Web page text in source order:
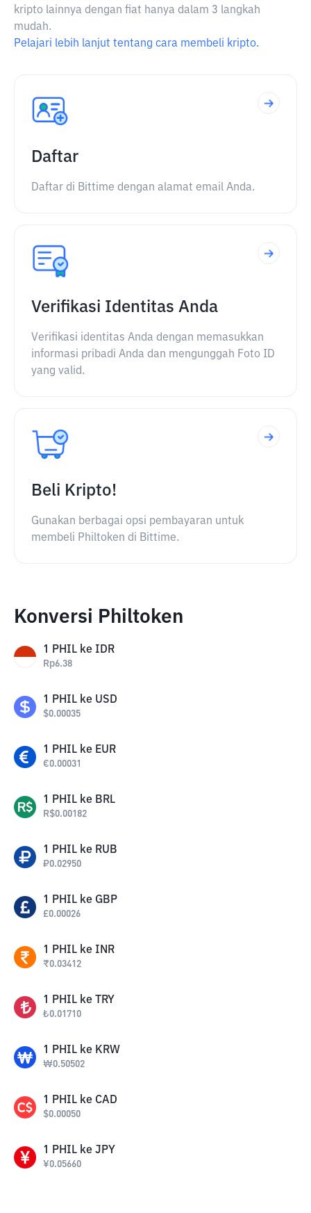
kripto lainnya dengan fiat hanya dalam 3 langkah
mudah.
Pelajari lebih lanjut tentang cara membeli kripto.
Daftar
Daftar di Bittime dengan alamat email Anda.
Verifikasi Identitas Anda
Verifikasi identitas Anda dengan memasukkan
informasi pribadi Anda dan mengunggah Foto ID
yang valid.
Beli Kripto!
Gunakan berbagai opsi pembayaran untuk
membeli Philtoken di Bittime.
Konversi Philtoken
1 PHIL ke IDR
Rp6.38
1 PHIL ke USD
$0.00035
1 PHIL ke EUR
€0.00031
1 PHIL ke BRL
R$0.00182
1 PHIL ke RUB
₽0.02950
1 PHIL ke GBP
£0.00026
1 PHIL ke INR
₹0.03412
1 PHIL ke TRY
₺0.01710
1 PHIL ke KRW
₩0.50502
1 PHIL ke CAD
$0.00050
1 PHIL ke JPY
¥0.05660